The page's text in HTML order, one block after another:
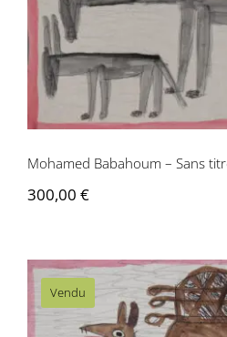
Mohamed
Mohamed Babahoum – Sans
300,00 €
Vendu